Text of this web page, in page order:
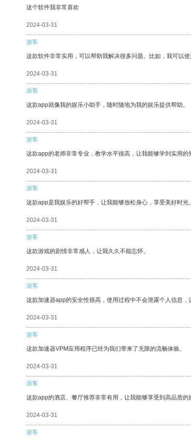
这个软件我非常喜欢
2024-03-31
游客
这款软件非常实用，可以帮助我解决很多问题。比如，我可以
2024-03-31
游客
这款app就像我的娱乐小助手，随时随地为我的娱乐提供帮助。
2024-03-31
游客
这款app的老师非常专业，教学水平很高，让我能够学到实用的
2024-03-31
游客
这款app是我娱乐的好帮手，让我能够放松身心，享受美好时光。
2024-03-31
游客
这款游戏的剧情非常感人，让我久久不能忘怀。
2024-03-31
游客
这款加速器app的安全性很高，使用过程中不会泄露个人信息
2024-03-31
游客
这款加速器VPM应用程序已经为我们带来了无限的流畅体验。
2024-03-31
游客
这款app的酒店、餐厅推荐非常有用，让我能够享受到高品质的
2024-03-31
游客